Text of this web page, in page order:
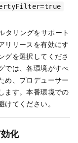
タリングをサポート
リリースを有効にす
グを選択してくださ
では、各環境がすべ
め、プロデューサー
ます。本番環境での
てください。
化